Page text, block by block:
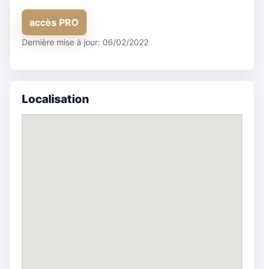
accès PRO
Dernière mise à jour: 06/02/2022
Localisation